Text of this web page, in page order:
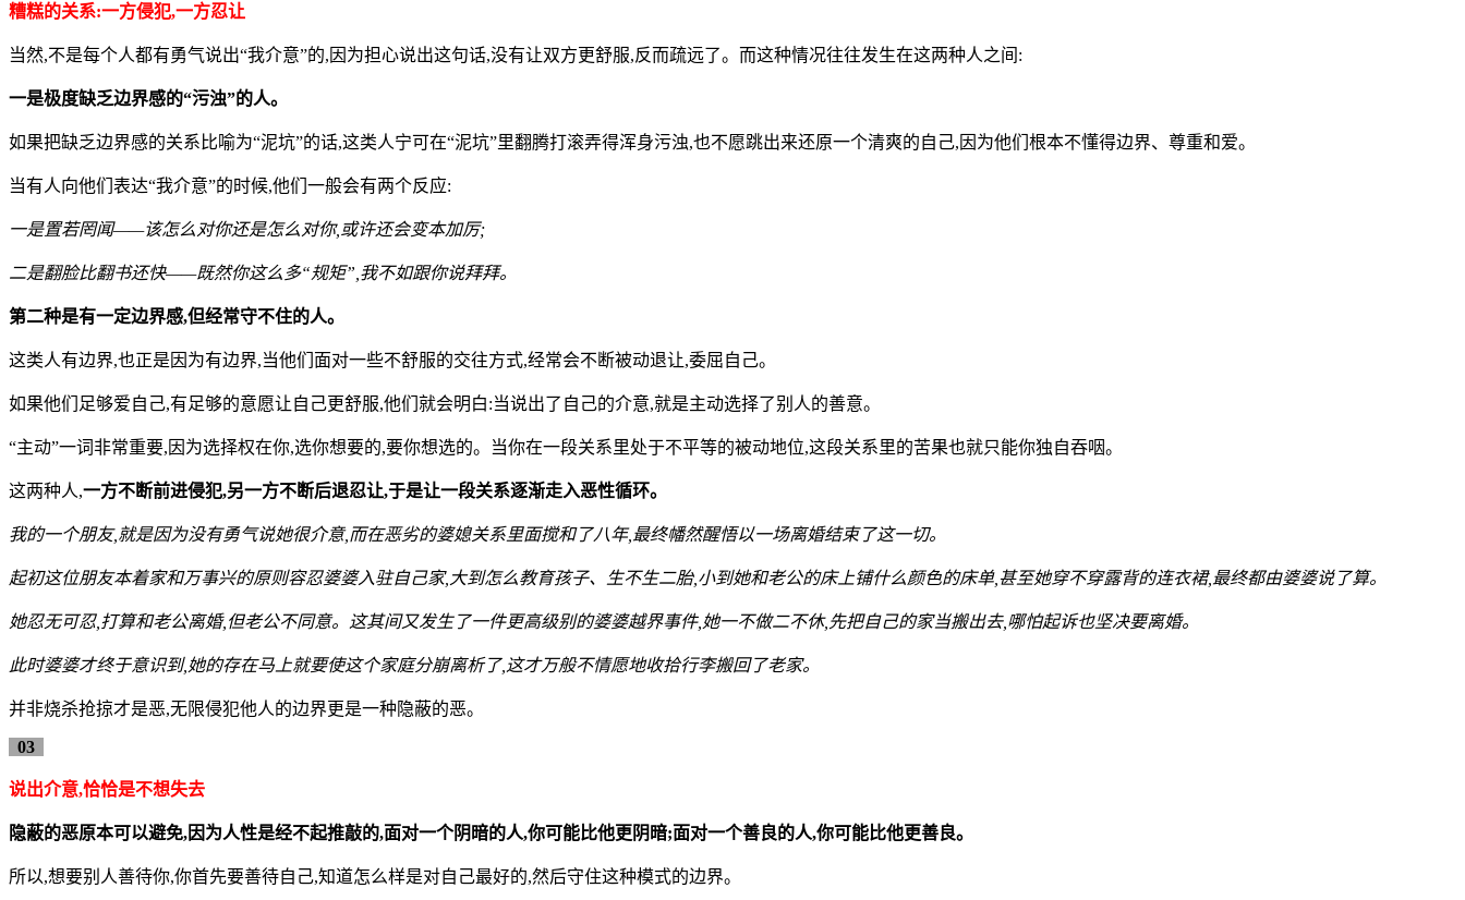
糟糕的关系:一方侵犯,一方忍让
当然,不是每个人都有勇气说出“我介意”的,因为担心说出这句话,没有让双方更舒服,反而疏远了。而这种情况往往发生在这两种人之间:
一是极度缺乏边界感的“污浊”的人。
如果把缺乏边界感的关系比喻为“泥坑”的话,这类人宁可在“泥坑”里翻腾打滚弄得浑身污浊,也不愿跳出来还原一个清爽的自己,因为他们根本不懂得边界、尊重和爱。
当有人向他们表达“我介意”的时候,他们一般会有两个反应:
一是置若罔闻——该怎么对你还是怎么对你,或许还会变本加厉;
二是翻脸比翻书还快——既然你这么多“规矩”,我不如跟你说拜拜。
第二种是有一定边界感,但经常守不住的人。
这类人有边界,也正是因为有边界,当他们面对一些不舒服的交往方式,经常会不断被动退让,委屈自己。
如果他们足够爱自己,有足够的意愿让自己更舒服,他们就会明白:当说出了自己的介意,就是主动选择了别人的善意。
“主动”一词非常重要,因为选择权在你,选你想要的,要你想选的。当你在一段关系里处于不平等的被动地位,这段关系里的苦果也就只能你独自吞咽。
这两种人,一方不断前进侵犯,另一方不断后退忍让,于是让一段关系逐渐走入恶性循环。
我的一个朋友,就是因为没有勇气说她很介意,而在恶劣的婆媳关系里面搅和了八年,最终幡然醒悟以一场离婚结束了这一切。
起初这位朋友本着家和万事兴的原则容忍婆婆入驻自己家,大到怎么教育孩子、生不生二胎,小到她和老公的床上铺什么颜色的床单,甚至她穿不穿露背的连衣裙,最终都由婆婆说了算。
她忍无可忍,打算和老公离婚,但老公不同意。这其间又发生了一件更高级别的婆婆越界事件,她一不做二不休,先把自己的家当搬出去,哪怕起诉也坚决要离婚。
此时婆婆才终于意识到,她的存在马上就要使这个家庭分崩离析了,这才万般不情愿地收拾行李搬回了老家。
并非烧杀抢掠才是恶,无限侵犯他人的边界更是一种隐蔽的恶。
03
说出介意,恰恰是不想失去
隐蔽的恶原本可以避免,因为人性是经不起推敲的,面对一个阴暗的人,你可能比他更阴暗;面对一个善良的人,你可能比他更善良。
所以,想要别人善待你,你首先要善待自己,知道怎么样是对自己最好的,然后守住这种模式的边界。